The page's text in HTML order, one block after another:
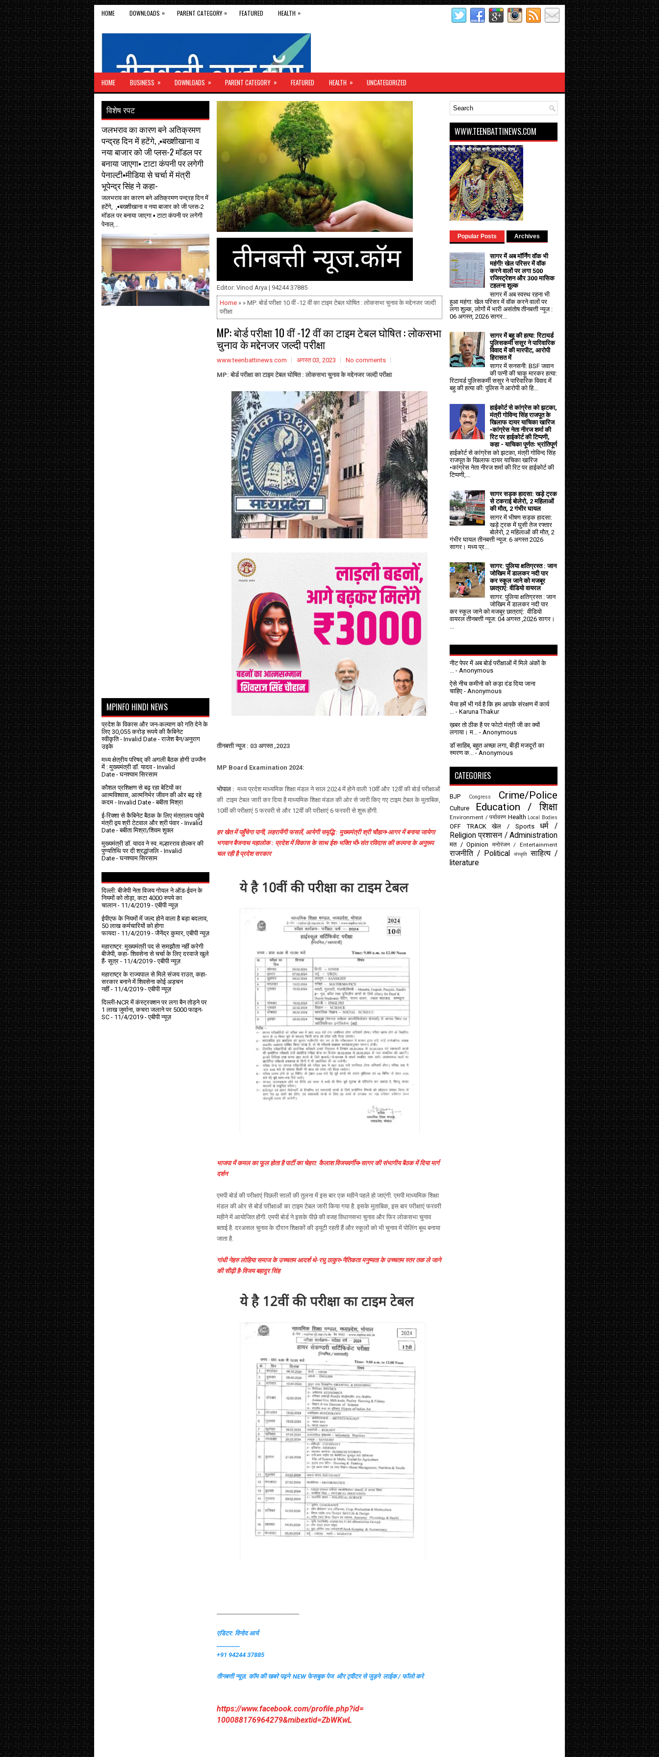
HOME DOWNLOADS » PARENT CATEGORY » FEATURED HEALTH »
HOME BUSINESS » DOWNLOADS » PARENT CATEGORY » FEATURED HEALTH » UNCATEGORIZED
Editor: Vinod Arya | 94244 37885
Home » » MP: बोर्ड परीक्षा 10 वीं -12 वीं का टाइम टेबल घोषित : लोकसभा चुनाव के मद्देनजर जल्दी
परीक्षा
MP: बोर्ड परीक्षा 10 वीं -12 वीं का टाइम टेबल घोषित : लोकसभा
चुनाव के मद्देनजर जल्दी परीक्षा
www.teenbattinews.com अगस्त 03, 2023
No comments
MP: बोर्ड परीक्षा का टाइम टेबल घोषित : लोकसभा चुनाव के मद्देनजर जल्दी परीक्षा
तीनबत्ती न्यूज : 03 अगस्त ,2023
MP Board Examination 2024:
भोपाल : मध्य प्रदेश माध्यमिक शिक्षा मंडल ने साल 2024 में होने वाली 10वीं और 12वीं की बोर्ड परीक्षाओं
की टाइम टेबल जारी कर दिया है माध्यमिक शिक्षा मंडल की ओर से जारी किए गए टाइम टेबल के मुताबिक,
10वीं की परीक्षाएं 5 फरवरी से और 12वीं की परीक्षाएं 6 फरवरी से शुरू होंगी.
हर खेत में पहुँचेगा पानी, लहरायेंगी फसलें, आयेगी समृद्धि : मुख्यमंत्री श्री चौहान▪️आगर में बनाया जायेगा
भगवान बैजनाथ महालोक : प्रदेश में विकास के साथ ईश-भक्ति भी▪️संत रविदास की कल्पना के अनुरूप
चल रही है प्रदेश सरकार
भाजपा में कमल का फूल होता है पार्टी का चेहरा: कैलाश विजयवर्गीय▪️सागर की संभागीय बैठक में दिया मार्ग
दर्शन
एमपी बोर्ड की परीक्षाएं पिछली सालों की तुलना में इस बार एक महीने पहले हो जाएंगी. एमपी माध्यमिक शिक्षा
मंडल की ओर से बोर्ड परीक्षाओं का टाइम टेबल जारी किया गया है. इसके मुताबिक, इस बार परीक्षाएं फरवरी
महीने में आयोजित होंगी. एमपी बोर्ड ने इसके पीछे की वजह विधानसभा चुनाव और फिर लोकसभा चुनाव
बताई है. दरअसल चुनाव के दौरान शिक्षकों की ड्यूटी रहती हैं और स्कूलों को भी चुनाव में पोलिंग बूथ बनाया
जाता है.
गांधी नेहरु लोहिया समाज के उच्चतम आदर्श थे-रघु ठाकुर▪️नैतिकता मनुष्यता के उच्चतम स्तर तक ले जाने
की सीढ़ी है-विजय बहादुर सिंह
एडिटर: विनोद आर्य
________
+91 94244 37885
तीनबत्ती न्यूज़. कॉम की खबरे पढ़नेNEW फेसबुक पेज और ट्वीटर से जुड़ने लाईक / फॉलो करे
https://www.facebook.com/profile.php?id=
100088176964279&mibextid=ZbWKwL
विशेष रपट
जलभराव का कारण बने अतिक्रमण
पन्द्रह दिन में हटेंगे, ,▪️बख्शीखाना व
नया बाजार को जी प्लस-2 मॉडल पर
बनाया जाएगा▪️ टाटा कंपनी पर लगेगी
पेनाल्टी▪️मीडिया से चर्चा में मंत्री
भूपेन्द्र सिंह ने कहा-
जलभराव का कारण बने अतिक्रमण पन्द्रह दिन में
हटेंगे, ,▪️बख्शीखाना व नया बाजार को जी प्लस-2
मॉडल पर बनाया जाएगा ▪️ टाटा कंपनी पर लगेगी
पेनाल्...
MPINFO HINDI NEWS
प्रदेश के विकास और जन-कल्याण को गति देने के
लिए 30,055 करोड़ रूपये की कैबिनेट
स्वीकृति- Invalid Date - राजेश बैन/अनुराग
उइके
मध्य क्षेत्रीय परिषद् की अगली बैठक होगी उज्जैन
में : मुख्यमंत्री डॉ. यादव- Invalid
Date - घनश्याम सिरसाम
कौशल प्रशिक्षण से बढ़ रहा बेटियों का
आत्मविश्वास, आत्मनिर्भर जीवन की ओर बढ़ रहे
कदम - Invalid Date - बबीता मिश्रा
ई-रिक्शा से कैबिनेट बैठक के लिए मंत्रालय पहुंचे
मंत्री द्वय श्री टेटवाल और श्री पंवार - Invalid
Date - बबीता मिश्रा/शिवम शुक्ल
मुख्यमंत्री डॉ. यादव ने स्व. मल्हारराव होल्कर की
पुण्यतिथि पर दी श्रद्धांजलि - Invalid
Date - घनश्याम सिरसाम
दिल्ली: बीजेपी नेता विजय गोयल ने ऑड-ईवन के
नियमों को तोड़ा, कटा 4000 रुपये का
चालान- 11/4/2019 - एबीपी न्यूज़
ईपीएफ के नियमों में जल्द होने वाला है बड़ा बदलाव,
50 लाख कर्मचारियों को होगा
फायदा - 11/4/2019 - जैनेंद्र कुमार, एबीपी न्यूज़
महाराष्ट्र: मुख्यमंत्री पद से समझौता नहीं करेगी
बीजेपी, कहा- शिवसेना से चर्चा के लिए दरवाजे खुले
हैं- सूत्र - 11/4/2019 - एबीपी न्यूज़
महाराष्ट्र के राज्यपाल से मिले संजय राउत, कहा-
सरकार बनाने में शिवसेना कोई अड़चन
नहीं- 11/4/2019 - एबीपी न्यूज़
दिल्ली-NCR में कंस्ट्रक्शन पर लगा बैन तोड़ने पर
1 लाख जुर्माना, कचरा जलाने पर ₹5000 फाइन-
SC - 11/4/2019 - एबीपी न्यूज़
WWW.TEENBATTINEWS.COM
Popular Posts Archives
सागर में अब मॉर्निंग वॉक भी
महंगी! खेल परिसर में वॉक
करने वालों पर लगा ₹500
रजिस्ट्रेशन और ₹300 मासिक
टहलना शुल्क
सागर में अब स्वस्थ रहना भी
हुआ महंगा: खेल परिसर में वॉक करने वालों पर
लगा शुल्क, लोगों में भारी असंतोष तीनबत्ती न्यूज :
06 अगस्त, 2026 सागर...
सागर में बहू की हत्या: रिटायर्ड
पुलिसकर्मी ससुर ने पारिवारिक
विवाद में की मारपीट, आरोपी
हिरासत में
सागर में सनसनी: BSF जवान
की पत्नी की चाकू मारकर हत्या:
रिटायर्ड पुलिसकर्मी ससुर ने पारिवारिक विवाद में
बहु की हत्या की: पुलिस ने आरोपी को हि...
हाईकोर्ट से कांग्रेस को झटका,
मंत्री गोविन्द सिंह राजपूत के
खिलाफ दायर याचिका खारिज
•कांग्रेस नेता नीरज शर्मा की
रिट पर हाईकोर्ट की टिप्पणी,
कहा - याचिका पूर्णतः भ्रांतिपूर्ण
हाईकोर्ट से कांग्रेस को झटका, मंत्री गोविन्द सिंह
राजपूत के खिलाफ दायर याचिका खारिज
•कांग्रेस नेता नीरज शर्मा की रिट पर हाईकोर्ट की
टिप्पणी,...
सागर सड़क हादसा: खड़े ट्रक
से टकराई बोलेरो, 2 महिलाओं
की मौत, 2 गंभीर घायल
सागर में भीषण सड़क हादसा:
खड़े ट्रक में घुसी तेज रफ्तार
बोलेरो, 2 महिलाओं की मौत, 2
गंभीर घायल तीनबत्ती न्यूज: 6 अगस्त 2026
सागर। मध्य प्र...
सागर: पुलिया क्षतिग्रस्त : जान
जोखिम में डालकर नदी पार
कर स्कूल जाने को मजबूर
छात्राएं: वीडियो वायरल
सागर: पुलिया क्षतिग्रस्त : जान
जोखिम में डालकर नदी पार
कर स्कूल जाने को मजबूर छात्राएं: वीडियो
वायरल तीनबत्ती न्यूज: 04 अगस्त ,2026 सागर।
नीट पेपर में अब बोर्ड परीक्षाओं में मिले अंकों के
- Anonymous
ऐसे नीच कमीनो को कड़ा दंड दिया जाना
चाहिए - Anonymous
भैया हमें भी गर्व है कि हम आपके संरक्षण में कार्य
- Karuna Thakur
ख़बर तो ठीक है पर फोटो मंत्री जी का क्यों
लगाया। म...
- Anonymous
डॉ साहिब, बहुत अच्छा लगा, बीड़ी मजदूरों का
स्मरण क...
- Anonymous
CATEGORIES
BJP Congress Crime/Police
Culture Education / शिक्षा
Environment / पर्यावरण Health Local Bodies
OFF TRACK खेल / Sports
धर्म /
Religion प्रशासन / Administration
मत / Opinion मनोरंजन / Entertainment
राजनीति / Political संस्कृति साहित्य /
literature